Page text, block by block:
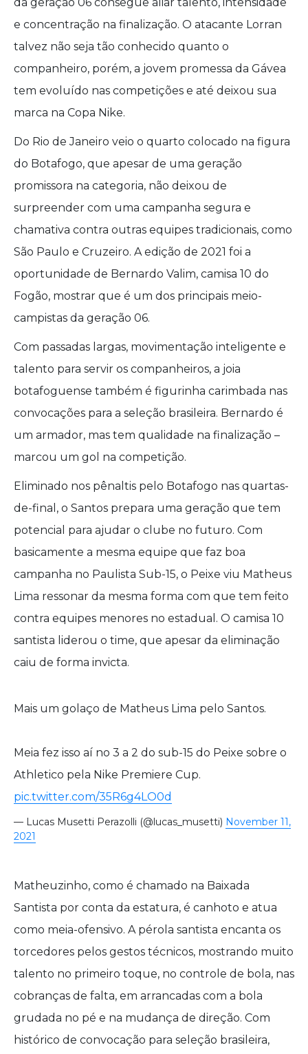
e concentração na finalização. O atacante Lorran
talvez não seja tão conhecido quanto o
companheiro, porém, a jovem promessa da Gávea
tem evoluído nas competições e até deixou sua
marca na Copa Nike.
Do Rio de Janeiro veio o quarto colocado na figura
do Botafogo, que apesar de uma geração
promissora na categoria, não deixou de
surpreender com uma campanha segura e
chamativa contra outras equipes tradicionais, como
São Paulo e Cruzeiro. A edição de 2021 foi a
oportunidade de Bernardo Valim, camisa 10 do
Fogão, mostrar que é um dos principais meio-
campistas da geração 06.
Com passadas largas, movimentação inteligente e
talento para servir os companheiros, a joia
botafoguense também é figurinha carimbada nas
convocações para a seleção brasileira. Bernardo é
um armador, mas tem qualidade na finalização –
marcou um gol na competição.
Eliminado nos pênaltis pelo Botafogo nas quartas-
de-final, o Santos prepara uma geração que tem
potencial para ajudar o clube no futuro. Com
basicamente a mesma equipe que faz boa
campanha no Paulista Sub-15, o Peixe viu Matheus
Lima ressonar da mesma forma com que tem feito
contra equipes menores no estadual. O camisa 10
santista liderou o time, que apesar da eliminação
caiu de forma invicta.
Mais um golaço de Matheus Lima pelo Santos.
Meia fez isso aí no 3 a 2 do sub-15 do Peixe sobre o
Athletico pela Nike Premiere Cup.
pic.twitter.com/35R6g4LO0d
— Lucas Musetti Perazolli (@lucas_musetti) November 11,
2021
Matheuzinho, como é chamado na Baixada
Santista por conta da estatura, é canhoto e atua
como meia-ofensivo. A pérola santista encanta os
torcedores pelos gestos técnicos, mostrando muito
talento no primeiro toque, no controle de bola, nas
cobranças de falta, em arrancadas com a bola
grudada no pé e na mudança de direção. Com
histórico de convocação para seleção brasileira,